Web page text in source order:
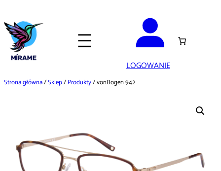
do
treści
LOGOWANIE
Strona główna/Sklep/Produkty/ vonBogen 942